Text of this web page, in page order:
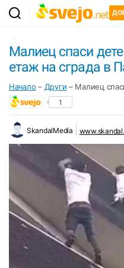
Малиец спаси
етаж на сграда в
Начало – Други – Малиец
1
SkandalMedia